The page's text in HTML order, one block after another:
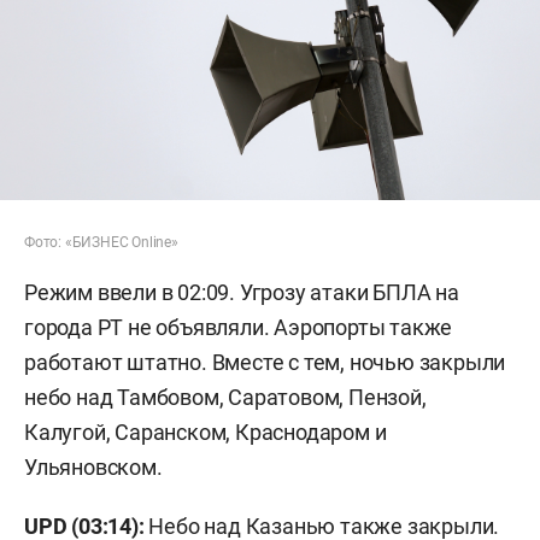
Фото: «БИЗНЕС Online»
Режим ввели в 02:09. Угрозу атаки БПЛА на
города РТ не объявляли. Аэропорты также
работают штатно. Вместе с тем, ночью закрыли
небо над Тамбовом, Саратовом, Пензой,
Калугой, Саранском, Краснодаром и
Ульяновском.
UPD (03:14): Небо над Казанью также закрыли.